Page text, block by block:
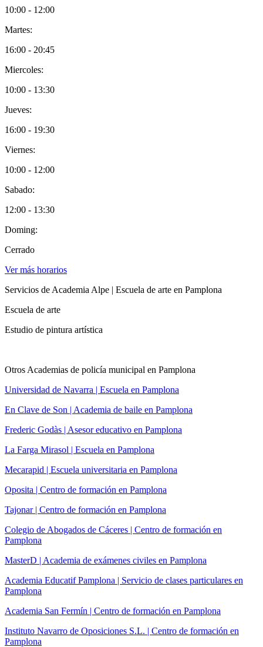
10:00 - 12:00
Martes:
16:00 - 20:45
Miercoles:
10:00 - 13:30
Jueves:
16:00 - 19:30
Viernes:
10:00 - 12:00
Sabado:
12:00 - 13:30
Doming:
Cerrado
Ver más horarios
Servicios de Academia Alpe | Escuela de arte en Pamplona
Escuela de arte
Estudio de pintura artística
Otros Academias de policía municipal en Pamplona
Universidad de Navarra | Escuela en Pamplona
En Clave de Son | Academia de baile en Pamplona
Frederic Godàs | Asesor educativo en Pamplona
La Farga Mirasol | Escuela en Pamplona
Mecarapid | Escuela universitaria en Pamplona
Oposita | Centro de formación en Pamplona
Tajonar | Centro de formación en Pamplona
Colegio de Abogados de Cáceres | Centro de formación en
Pamplona
MasterD | Academia de exámenes civiles en Pamplona
Academia Educatif Pamplona | Servicio de clases particulares en
Pamplona
Academia San Fermín | Centro de formación en Pamplona
Instituto Navarro de Oposiciones S.L. | Centro de formación en
Pamplona